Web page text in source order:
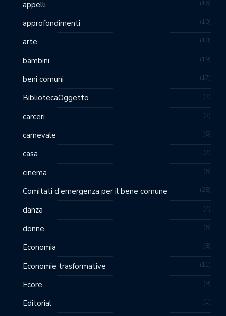
appelli 16
approfondimenti 10
arte 10
bambini 19
beni comuni 17
BibliotecaOggetto 3
carceri 2
carnevale 6
casa 7
cinema 6
Comitati d'emergenza per il bene comune 28
danza 4
donne 6
Economia 8
Economie trasformative 11
Ecore 9
Editorial 1